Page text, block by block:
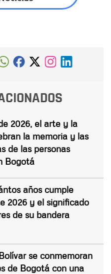
2026, el arte y la
la memoria y las
de las personas
Bogotá
años cumple
2026 y el significado
de su bandera
se conmemoran
de Bogotá con una